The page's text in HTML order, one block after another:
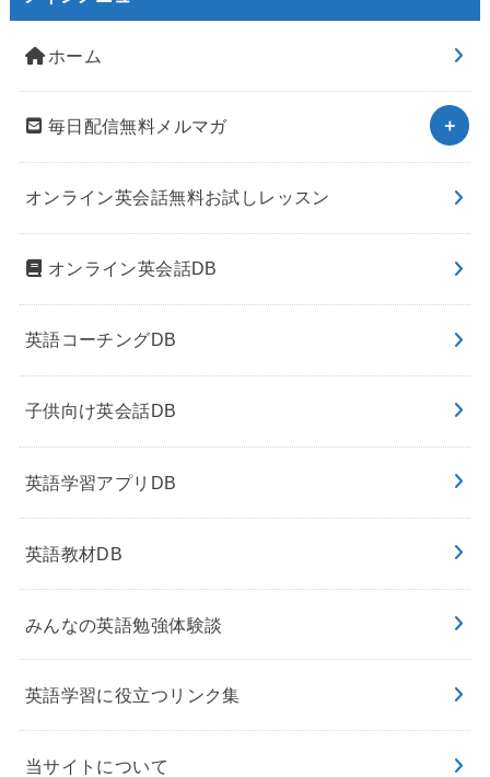
ホーム
毎日配信無料メルマガ
オンライン英会話無料お試しレッスン
オンライン英会話DB
英語コーチングDB
子供向け英会話DB
英語学習アプリDB
英語教材DB
みんなの英語勉強体験談
英語学習に役立つリンク集
当サイトについて